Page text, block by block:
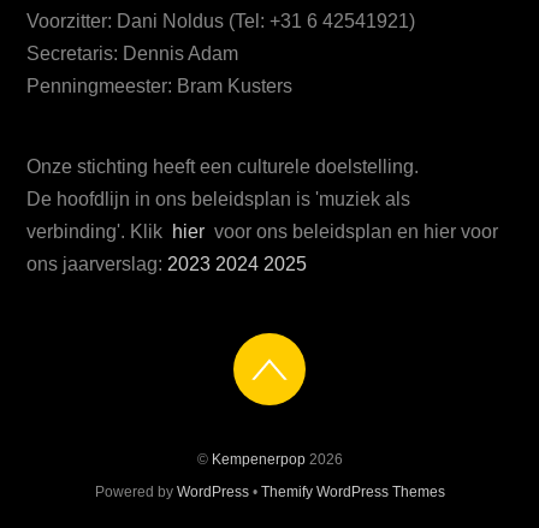
Voorzitter: Dani Noldus (Tel: +31 6 42541921)
Secretaris: Dennis Adam
Penningmeester: Bram Kusters
Onze stichting heeft een culturele doelstelling.
De hoofdlijn in ons beleidsplan is 'muziek als
verbinding'. Klik hier voor ons beleidsplan en hier voor
ons jaarverslag: 2023 2024 2025
© Kempenerpop2026
Powered by WordPress• Themify WordPress Themes